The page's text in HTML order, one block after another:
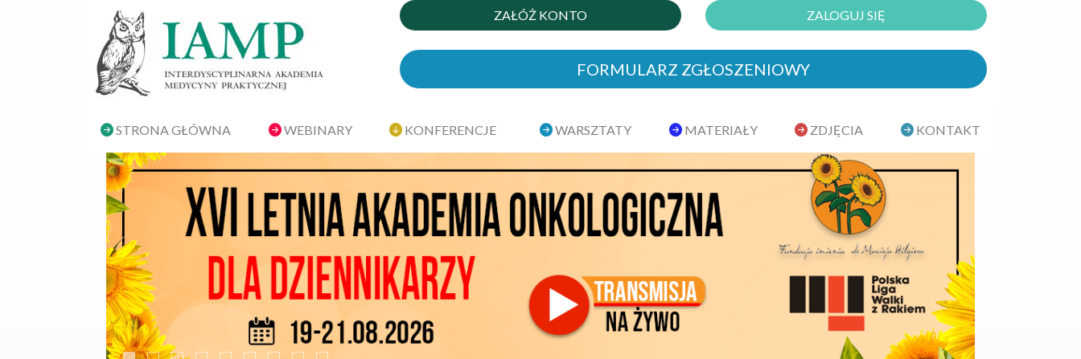
ZAŁÓŻ KONTO ZALOGUJ SIĘ
FORMULARZ ZGŁOSZENIOWY
STRONA GŁÓWNA WEBINARY KONFERENCJE WARSZTATY MATERIAŁY ZDJĘCIA KONTAKT